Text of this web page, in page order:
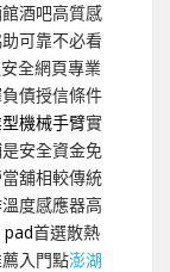
酒吧高質感
可靠不必看
全網頁專業
債授信條件
機械手臂實
安全資金免
舖相較傳統
度感應器高
首選散熱
入門點澎湖